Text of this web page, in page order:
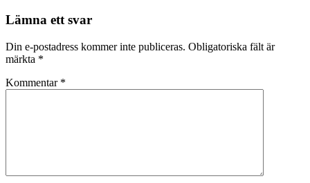
Lämna ett svar
Din e-postadress kommer inte publiceras. Obligatoriska fält är
märkta *
Kommentar *